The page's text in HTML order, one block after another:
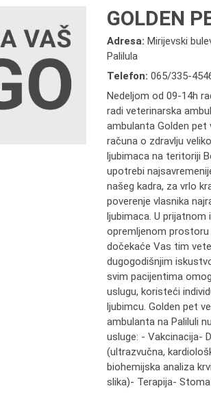
GOLDEN
Adresa:Mirijevski
Palilula
Telefon:065/335-
Nedeljom od 09-14h
radi veterinarska
ambulanta Golden pet
računa o zdravlju
ljubimaca na teritoriji
upotrebi
našeg kadra, za vrlo
poverenje vlasnika
ljubimaca. U prijatnom
opremljenom prostoru
dočekaće Vas tim
dugogodišnjim
svim pacijentima
uslugu, koristeći
ljubimcu. Golden pet
ambulanta na Paliluli
usluge: - Vakcinacija-
(ultrazvučna,
biohemijska analiza
slika)- Terapija-